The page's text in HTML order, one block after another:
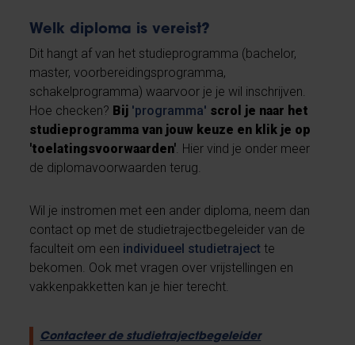
Welk diploma is vereist?
Dit hangt af van het studieprogramma (bachelor,
master, voorbereidingsprogramma,
schakelprogramma) waarvoor je je wil inschrijven.
Hoe checken? Bij 'programma' scrol je naar het
studieprogramma van jouw keuze en klik je op
'toelatingsvoorwaarden'. Hier vind je onder meer
de diplomavoorwaarden terug.
Wil je instromen met een ander diploma, neem dan
contact op met de studietrajectbegeleider van de
faculteit om een individueel studietraject te
bekomen. Ook met vragen over vrijstellingen en
vakkenpakketten kan je hier terecht.
Contacteer de studietrajectbegeleider